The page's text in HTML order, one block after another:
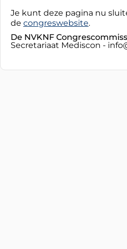
Je kunt deze pagina nu
de congreswebsite.
De NVKNF
Secretariaat Mediscon -